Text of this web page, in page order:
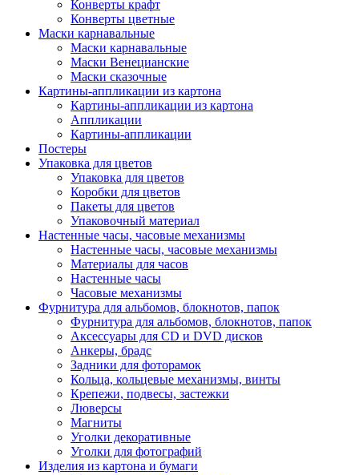
Конверты крафт
Конверты цветные
Маски карнавальные
Маски карнавальные
Маски Венецианские
Маски сказочные
Картины-аппликации из картона
Картины-аппликации из картона
Аппликации
Картины-аппликации
Постеры
Упаковка для цветов
Упаковка для цветов
Коробки для цветов
Пакеты для цветов
Упаковочный материал
Настенные часы, часовые механизмы
Настенные часы, часовые механизмы
Материалы для часов
Настенные часы
Часовые механизмы
Фурнитура для альбомов, блокнотов, папок
Фурнитура для альбомов, блокнотов, папок
Аксессуары для CD и DVD дисков
Анкеры, брадс
Задники для фоторамок
Кольца, кольцевые механизмы, винты
Крепежи, подвесы, застежки
Люверсы
Магниты
Уголки декоративные
Уголки для фотографий
Изделия из картона и бумаги